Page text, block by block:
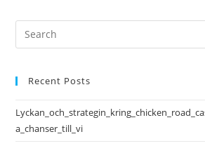
Recent Posts
a_chanser_till_vi